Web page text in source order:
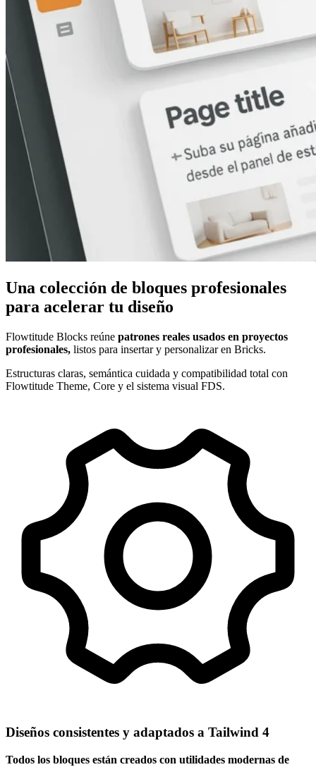
Una colección de bloques profesionales
para acelerar tu diseño
Flowtitude Blocks reúne patrones reales usados en proyectos
profesionales, listos para insertar y personalizar en Bricks.
Estructuras claras, semántica cuidada y compatibilidad total con
Flowtitude Theme, Core y el sistema visual FDS.
Diseños consistentes y adaptados a Tailwind 4
Todos los bloques están creados con utilidades modernas de